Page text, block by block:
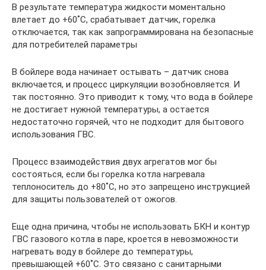
В результате температура жидкости моментально
влетает до +60˚С, срабатывает датчик, горелка
отключается, так как запрограммирована на безопасные
для потребителей параметры
В бойлере вода начинает остывать – датчик снова
включается, и процесс циркуляции возобновляется. И
так постоянно. Это приводит к тому, что вода в бойлере
не достигает нужной температуры, а остается
недостаточно горячей, что не подходит для бытового
использования ГВС.
Процесс взаимодействия двух агрегатов мог бы
состояться, если бы горелка котла нагревала
теплоноситель до +80˚С, но это запрещено инструкцией
для защиты пользователей от ожогов.
Еще одна причина, чтобы не использовать БКН и контур
ГВС газового котла в паре, кроется в невозможности
нагревать воду в бойлере до температуры,
превышающей +60˚С. Это связано с санитарными